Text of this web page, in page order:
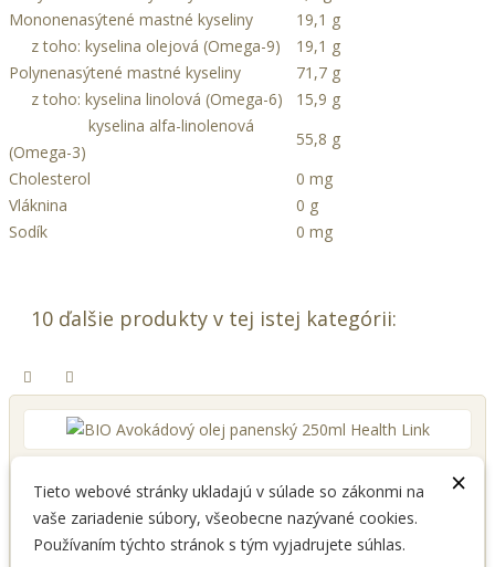
Mononenasýtené mastné kyseliny
19,1 g
z toho: kyselina olejová (Omega-9)
19,1 g
Polynenasýtené mastné kyseliny
71,7 g
z toho: kyselina linolová (Omega-6)
15,9 g
kyselina alfa-linolenová
(Omega-3)
55,8 g
Cholesterol
0 mg
Vláknina
0 g
Sodík
0 mg
10 ďalšie produkty v tej istej kategórii:
8,65 €
×
Tieto webové stránky ukladajú v súlade so zákonmi na
vaše zariadenie súbory, všeobecne nazývané cookies.
Používaním týchto stránok s tým vyjadrujete súhlas.